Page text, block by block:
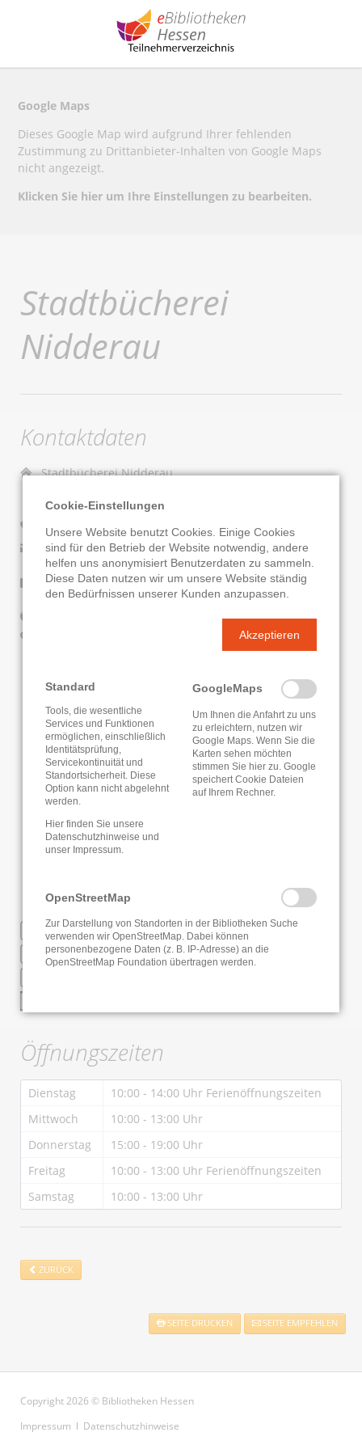
Google Maps
Dieses Google Map wird aufgrund Ihrer fehlenden
Zustimmung zu Drittanbieter-Inhalten von Google Maps
nicht angezeigt.
Klicken Sie hier um Ihre Einstellungen zu bearbeiten.
Stadtbücherei
Nidderau
Kontaktdaten
Stadtbücherei Nidderau
61130 Nidderau
06187 900-799
E-Mail senden
Facebook Instagram
WLAN
Deutsche Fernleihe
Öffnungszeiten
Dienstag
10:00 - 14:00 Uhr Ferienöffnungszeiten
Mittwoch
10:00 - 13:00 Uhr
Donnerstag
15:00 - 19:00 Uhr
Freitag
10:00 - 13:00 Uhr Ferienöffnungszeiten
Samstag
10:00 - 13:00 Uhr
ZURÜCK
SEITE DRUCKEN SEITE EMPFEHLEN
Copyright 2026 © Bibliotheken Hessen
Navigation
Impressum Datenschutzhinweise
Cookie-Einstellungen
Unsere Website benutzt Cookies. Einige Cookies
sind für den Betrieb der Website notwendig, andere
helfen uns anonymisiert Benutzerdaten zu sammeln.
Diese Daten nutzen wir um unsere Website ständig
den Bedürfnissen unserer Kunden anzupassen.
Akzeptieren
Standard
Tools, die wesentliche
Services und Funktionen
ermöglichen, einschließlich
Identitätsprüfung,
Servicekontinuität und
Standortsicherheit. Diese
Option kann nicht abgelehnt
werden.
Hier finden Sie unsere
Datenschutzhinweise und
unser Impressum
GoogleMaps
Um Ihnen die Anfahrt zu uns
zu erleichtern, nutzen wir
Google Maps. Wenn Sie die
Karten sehen möchten
stimmen Sie hier zu. Google
speichert Cookie Dateien
auf Ihrem Rechner.
OpenStreetMap
Zur Darstellung von Standorten in der Bibliotheken Suche
verwenden wir OpenStreetMap. Dabei können
personenbezogene Daten (z. B. IP-Adresse) an die
OpenStreetMap Foundation übertragen werden.